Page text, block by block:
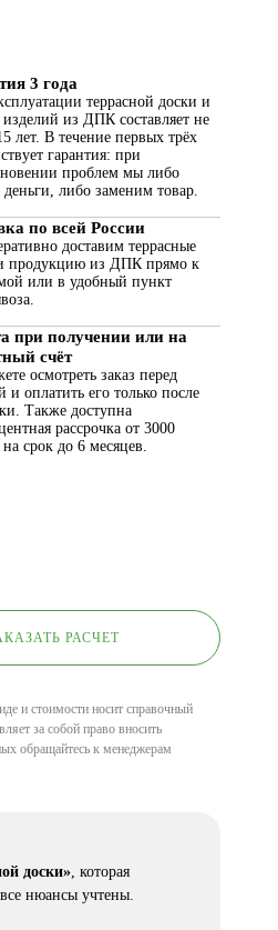
3 года
террасной доски и
изделий из ДПК составляет не
лет. В течение первых трёх
гарантия: при
проблем мы либо
деньги, либо заменим товар.
по всей России
доставим террасные
продукцию из ДПК прямо к
или в удобный пункт
при получении или на
счёт
осмотреть заказ перед
и оплатить его только после
Также доступна
рассрочка от 3000
срок до 6 месяцев.
РАСЧЕТ
и стоимости носит справочный
за собой право вносить
обращайтесь к менеджерам
доски», которая
нюансы учтены.